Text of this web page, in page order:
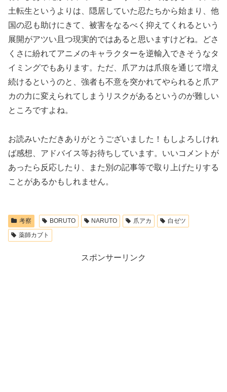
土転生というよりは、隠居していた忍たちから始まり、他
国の忍も助けにきて、被害をなるべく抑えてくれるという
展開がアツい且つ現実的ではあると思いますけどね。どさ
くさに紛れてアニメのキャラクターを逆輸入できそうなタ
イミングでもあります。ただ、爪アカは爪痕を通じて増え
続けるというのと、強者も不意を突かれてやられると爪ア
カの力に変えられてしまうリスクがあるというのが難しい
ところですよね。
お読みいただきありがとうございました！もしよろしけれ
ば感想、アドバイス等お待ちしています。いいコメントが
あったら反応したり、また別の記事等で取り上げたりする
ことがあるかもしれません。
考察 BORUTO NARUTO 爪アカ
白ゼツ
薬師カブト
スポンサーリンク